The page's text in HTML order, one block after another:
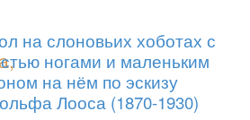
на слоновьих хоботах с
ногами и маленьким
на нём по эскизу
Лооса (1870-1930)